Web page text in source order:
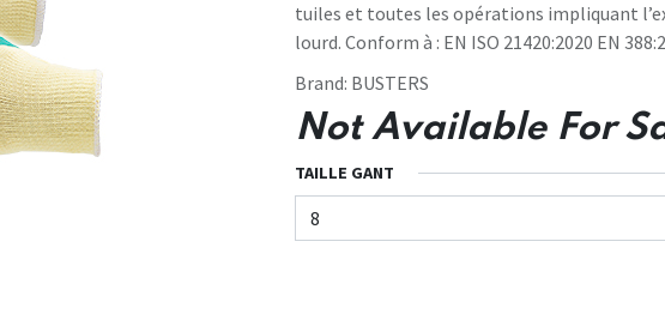
tuiles et toutes les opérations impliquant
lourd. Conform à : EN ISO 21420:2020 EN
Brand: BUSTERS
Not Available For
TAILLE GANT